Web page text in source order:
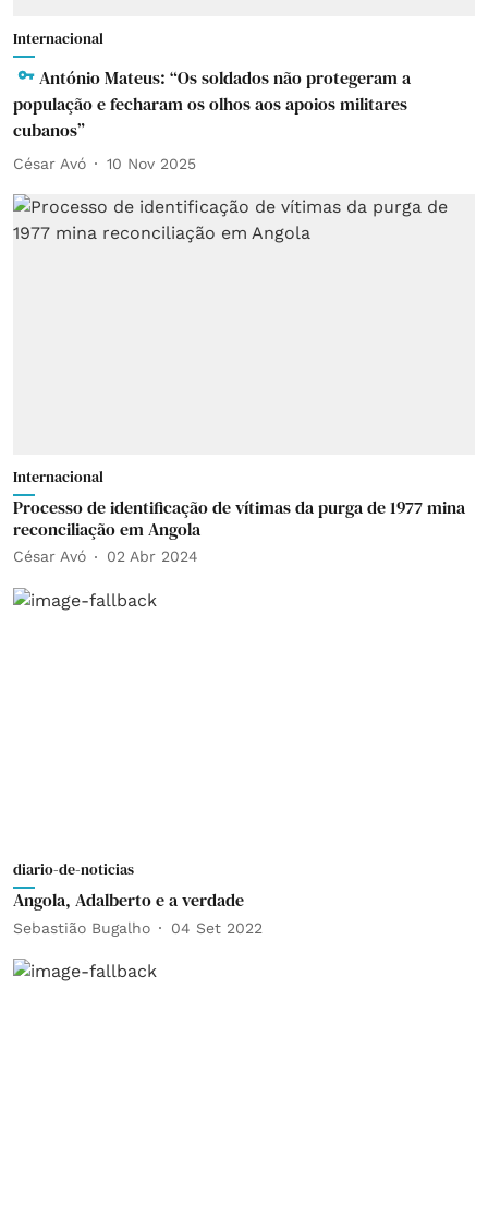
Internacional
António Mateus: “Os soldados não protegeram a
população e fecharam os olhos aos apoios militares
cubanos”
César Avó 10 Nov 2025
Internacional
Processo de identificação de vítimas da purga de 1977 mina
reconciliação em Angola
César Avó 02 Abr 2024
diario-de-noticias
Angola, Adalberto e a verdade
Sebastião Bugalho 04 Set 2022